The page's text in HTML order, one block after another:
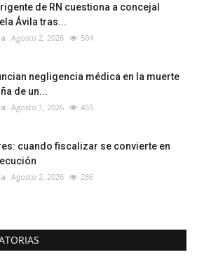
de RN cuestiona a concejal
Ávila tras...
Agosto 2, 2026 504
negligencia médica en la muerte
de un...
Agosto 1, 2026 455
cuando fiscalizar se convierte en
Agosto 2, 2026 286